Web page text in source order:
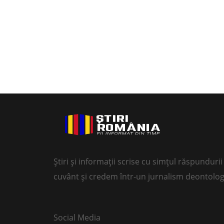
Știri și informații scrise cu simțul
cuvânt și credem într-un jurnalism
Social Media